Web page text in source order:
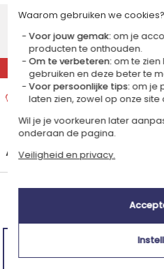
meegeleverde zakjes.
Standaard
Geschatte
Woensdag 12
Express
Geschatte
Dinsdag 11
Andere landen +
Waarom gebruiken we cookies?
Voor jouw gemak:om je
producten te onthouden.
Om te verbeteren:om te zien
gebruiken en deze beter te
Voor persoonlijke tips:om je
laten zien, zowel op onze
Wil je je voorkeuren later
onderaan de pagina.
Veiligheid en privacy.